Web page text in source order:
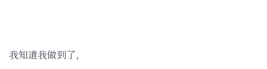
我知道我做到了，